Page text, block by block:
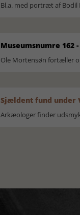
Bl.a. med portræt af Bodil
Museumsnumre 162
Ole Mortensøn fortæller
Sjældent fund under
Arkæologer finder